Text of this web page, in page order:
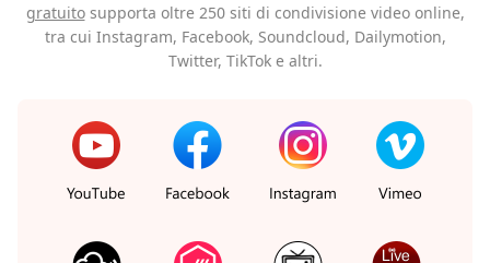
gratuitosupporta oltre 250 siti di condivisione video online,
tra cui Instagram, Facebook, Soundcloud, Dailymotion,
Twitter, TikTok e altri.